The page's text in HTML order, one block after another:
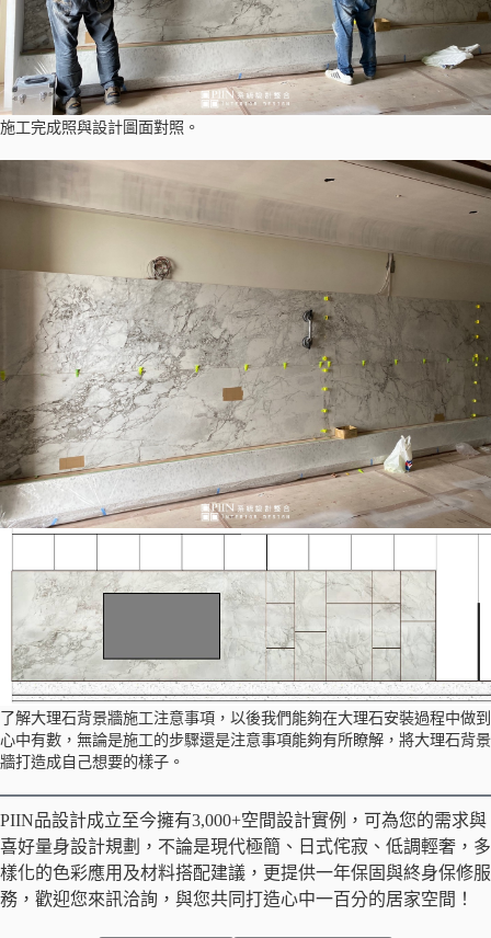
施工完成照與設計圖面對照。
了解大理石背景牆施工注意事項，以後我們能夠在大理石安裝過程中做到
心中有數，無論是施工的步驟還是注意事項能夠有所瞭解，將大理石背景
牆打造成自己想要的樣子。
PIIN品設計成立至今擁有3,000+空間設計實例，可為您的需求與
喜好量身設計規劃，不論是現代極簡、日式侘寂、低調輕奢，多
樣化的色彩應用及材料搭配建議，更提供一年保固與終身保修服
務，歡迎您來訊洽詢，與您共同打造心中一百分的居家空間！